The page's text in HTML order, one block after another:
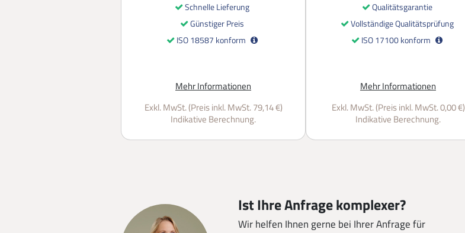
Schnelle Lieferung
Günstiger Preis
ISO 18587 konform
Mehr Informationen
Exkl. MwSt. (Preis inkl. MwSt. 79,14 €)
Indikative Berechnung.
Qualitätsgarantie
Vollständige Qualitätsprüfung
ISO 17100 konform
Mehr Informationen
Exkl. MwSt. (Preis inkl. MwSt. 0,00 €)
Indikative Berechnung.
Ist Ihre Anfrage komplexer?
Wir helfen Ihnen gerne bei Ihrer Anfrage für